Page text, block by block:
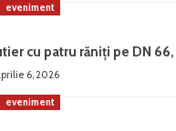
eveniment
cu patru răniți pe DN 66,
6, 2026
eveniment